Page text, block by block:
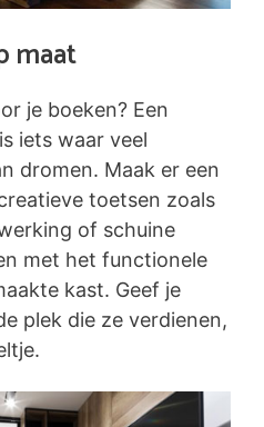
maat
je boeken? Een
iets waar veel
dromen. Maak er een
toetsen zoals
of schuine
met het functionele
kast. Geef je
plek die ze verdienen,